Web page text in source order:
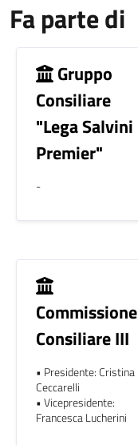
Fa parte di
Gruppo
Consiliare
"Lega Salvini
Premier"
-
Commissione
Consiliare III
• Presidente: Cristina
Ceccarelli
• Vicepresidente:
Francesca Lucherini